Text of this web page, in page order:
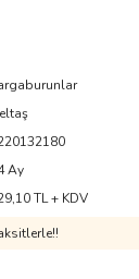
Ay
TL + KDV